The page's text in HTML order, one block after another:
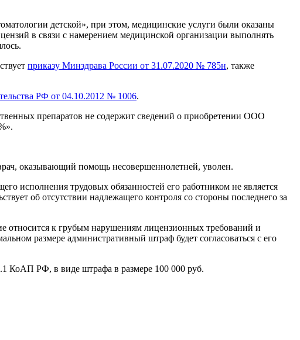
детской», при этом, медицинские услуги были оказаны
в связи с намерением медицинской организации выполнять
приказу Минздрава России от 31.07.2020 № 785н, также
РФ от 04.10.2012 № 1006.
препаратов не содержит сведений о приобретении ООО
оказывающий помощь несовершеннолетней, уволен.
исполнения трудовых обязанностей его работником не является
об отсутствии надлежащего контроля со стороны последнего за
относится к грубым нарушениям лицензионных требований и
размере административный штраф будет согласоваться с его
КоАП РФ, в виде штрафа в размере 100 000 руб.